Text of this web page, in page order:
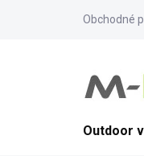
Obchodné
Outdoor